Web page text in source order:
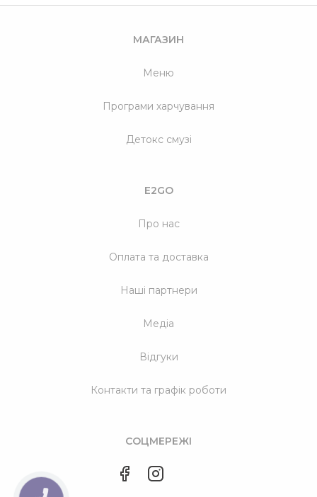
МАГАЗИН
Меню
Програми харчування
Детокс смузі
E2GO
Про нас
Оплата та доставка
Наші партнери
Медіа
Відгуки
Контакти та графік роботи
СОЦМЕРЕЖІ